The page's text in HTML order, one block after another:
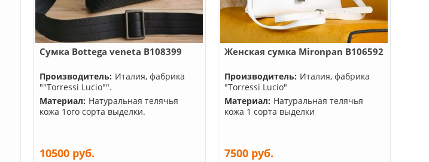
Сумка Bottega veneta B108399
Производитель: Италия, фабрика
""Torressi Lucio"".
Материал: Натуральная телячья
кожа 1ого сорта выделки.
10500 руб.
Женская сумка Mironpan B106592
Производитель: Италия, фабрика
"Torressi Lucio"
Материал: Натуральная телячья
кожа 1 сорта выделки
7500 руб.